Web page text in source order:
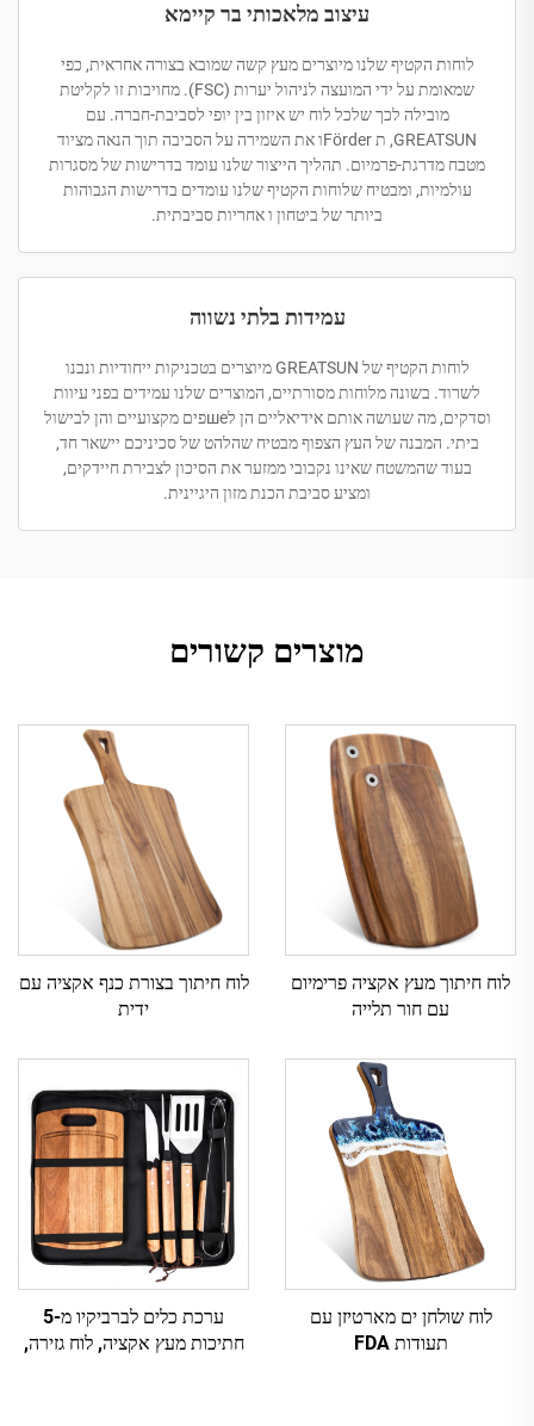
עיצוב מלאכותי בר קיימא
לוחות הקטיף שלנו מיוצרים מעץ קשה שמובא בצורה אחראית, כפי
שמאומת על ידי המועצה לניהול יערות (FSC). מחויבות זו לקליטת
מובילה לכך שלכל לוח יש איזון בין יופי לסביבת-חברה. עם
GREATSUN, ת Förderו את השמירה על הסביבה תוך הנאה מציוד
מטבח מדרגת-פרמיום. תהליך הייצור שלנו עומד בדרישות של מסגרות
עולמיות, ומבטיח שלוחות הקטיף שלנו עומדים בדרישות הגבוהות
ביותר של ביטחון ו אחריות סביבתית.
עמידות בלתי נשווה
לוחות הקטיף של GREATSUN מיוצרים בטכניקות ייחודיות ונבנו
לשרוד. בשונה מלוחות מסורתיים, המוצרים שלנו עמידים בפני עיוות
וסדקים, מה שעושה אותם אידיאליים הן לшеפים מקצועיים והן לבישול
ביתי. המבנה של העץ הצפוף מבטיח שהלהט של סכיניכם יישאר חד,
בעוד שהמשטח שאינו נקבובי ממזער את הסיכון לצבירת חיידקים,
ומציע סביבת הכנת מזון היגיינית.
מוצרים קשורים
לוח חיתוך מעץ אקציה פרימיום
עם חור תלייה
לוח חיתוך בצורת כנף אקציה עם
ידית
לוח שולחן ים מארטיזן עם
תעודות FDA
ערכת כלים לברביקיו מ-5
חתיכות מעץ אקציה, לוח גזירה,